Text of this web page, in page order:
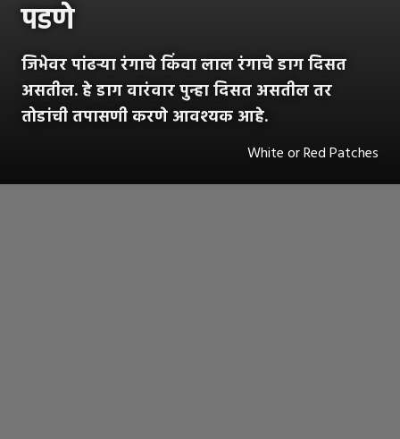
पडणे
जिभेवर पांढऱ्या रंगाचे किंवा लाल रंगाचे डाग दिसत
असतील. हे डाग वारंवार पुन्हा दिसत असतील तर
तोडांची तपासणी करणे आवश्यक आहे.
White or Red Patches